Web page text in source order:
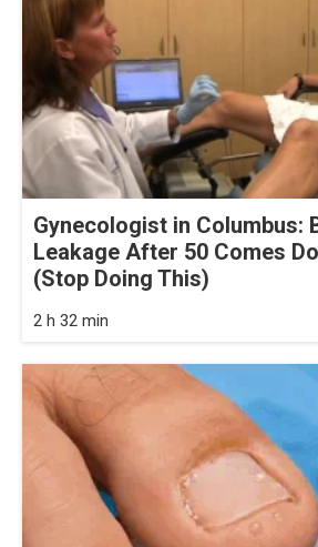
Gynecologist in Columbus:
Leakage After 50 Comes
(Stop Doing This)
2 h 32 min